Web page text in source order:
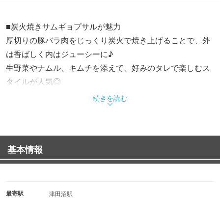
■炭火焼きサムギョプサルが魅力
厚切りの豚バラ肉をじっくり炭火で焼き上げることで、外
は香ばしく内はジューシーに♪
生野菜やナムル、キムチを添えて、好みのタレで楽しむス
タイルが人気◎
香ばしさとジューシーさが絶妙に組み合わさり、満足する
■多彩なコース料理
サムギョプサルからA5和牛、海鮮チヂミまで豊富なメニュ
ーを楽しめます。
も豊富♪
続きを読む
基本情報
最寄駅 津田沼駅